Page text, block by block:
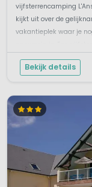
vijfsterrencamping
kijkt uit over de
vakantieplek waar je
Bekijk details